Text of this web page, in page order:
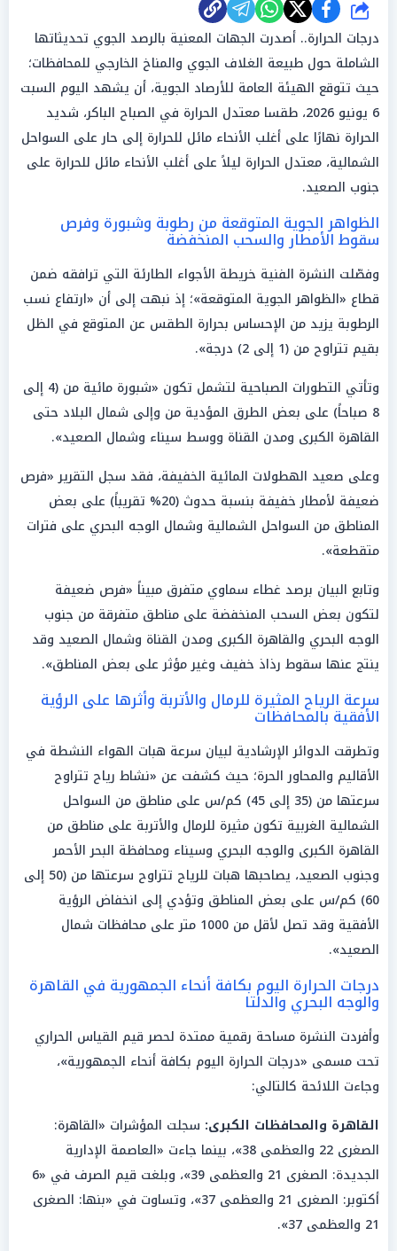
شارك
درجات الحرارة.. أصدرت الجهات المعنية بالرصد الجوي تحديثاتها
الشاملة حول طبيعة الغلاف الجوي والمناخ الخارجي للمحافظات؛
حيث تتوقع الهيئة العامة للأرصاد الجوية، أن يشهد اليوم السبت
6 يونيو 2026، طقسا معتدل الحرارة في الصباح الباكر، شديد
الحرارة نهارًا على أغلب الأنحاء مائل للحرارة إلى حار على السواحل
الشمالية، معتدل الحرارة ليلاً على أغلب الأنحاء مائل للحرارة على
جنوب الصعيد.
الظواهر الجوية المتوقعة من رطوبة وشبورة وفرص
سقوط الأمطار والسحب المنخفضة
وفصّلت النشرة الفنية خريطة الأجواء الطارئة التي ترافقه ضمن
قطاع «الظواهر الجوية المتوقعة»؛ إذ نبهت إلى أن «ارتفاع نسب
الرطوبة يزيد من الإحساس بحرارة الطقس عن المتوقع في الظل
بقيم تتراوح من (1 إلى 2) درجة».
وتأتي التطورات الصباحية لتشمل تكون «شبورة مائية من (4 إلى
8 صباحاً) على بعض الطرق المؤدية من وإلى شمال البلاد حتى
القاهرة الكبرى ومدن القناة ووسط سيناء وشمال الصعيد».
وعلى صعيد الهطولات المائية الخفيفة، فقد سجل التقرير «فرص
ضعيفة لأمطار خفيفة بنسبة حدوث (20% تقريباً) على بعض
المناطق من السواحل الشمالية وشمال الوجه البحري على فترات
متقطعة».
وتابع البيان برصد غطاء سماوي متفرق مبيناً «فرص ضعيفة
لتكون بعض السحب المنخفضة على مناطق متفرقة من جنوب
الوجه البحري والقاهرة الكبرى ومدن القناة وشمال الصعيد وقد
ينتج عنها سقوط رذاذ خفيف وغير مؤثر على بعض المناطق».
سرعة الرياح المثيرة للرمال والأتربة وأثرها على الرؤية
الأفقية بالمحافظات
وتطرقت الدوائر الإرشادية لبيان سرعة هبات الهواء النشطة في
الأقاليم والمحاور الحرة؛ حيث كشفت عن «نشاط رياح تتراوح
سرعتها من (35 إلى 45) كم/س على مناطق من السواحل
الشمالية الغربية تكون مثيرة للرمال والأتربة على مناطق من
القاهرة الكبرى والوجه البحري وسيناء ومحافظة البحر الأحمر
وجنوب الصعيد، يصاحبها هبات للرياح تتراوح سرعتها من (50 إلى
60) كم/س على بعض المناطق وتؤدي إلى انخفاض الرؤية
الأفقية وقد تصل لأقل من 1000 متر على محافظات شمال
الصعيد».
درجات الحرارة اليوم بكافة أنحاء الجمهورية في القاهرة
والوجه البحري والدلتا
وأفردت النشرة مساحة رقمية ممتدة لحصر قيم القياس الحراري
تحت مسمى «درجات الحرارة اليوم بكافة أنحاء الجمهورية»،
وجاءت اللائحة كالتالي:
القاهرة والمحافظات الكبرى: سجلت المؤشرات «القاهرة:
الصغرى 22 والعظمى 38»، بينما جاءت «العاصمة الإدارية
الجديدة: الصغرى 21 والعظمى 39»، وبلغت قيم الصرف في «6
أكتوبر: الصغرى 21 والعظمى 37»، وتساوت في «بنها: الصغرى
21 والعظمى 37».